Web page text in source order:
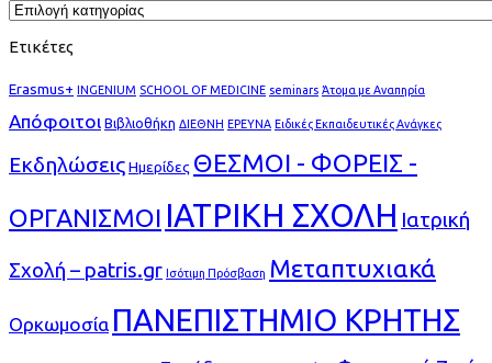
Κατηγορίες
Ετικέτες
Erasmus+ INGENIUM SCHOOL OF MEDICINE seminars Άτομα με Αναπηρία
Απόφοιτοι Βιβλιοθήκη ΔΙΕΘΝΗ ΕΡΕΥΝΑ Ειδικές Εκπαιδευτικές Ανάγκες
ΕκδηλώσειςΗμερίδες ΘΕΣΜΟΙ - ΦΟΡΕΙΣ -
ΟΡΓΑΝΙΣΜΟΙ ΙΑΤΡΙΚΗ ΣΧΟΛΗ Ιατρική
Σχολή – patris.gr Ισότιμη Πρόσβαση Μεταπτυχιακά
Ορκωμοσία ΠΑΝΕΠΙΣΤΗΜΙΟ ΚΡΗΤΗΣ